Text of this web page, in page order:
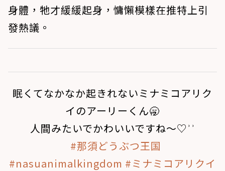
身體，牠才緩緩起身，慵懶模樣在推特上引
發熱議。
眠くてなかなか起きれないミナミコアリク
イのアーリーくん🥱
人間みたいでかわいいですね〜♡︎ʾʾ
#那須どうぶつ王国
#nasuanimalkingdom #ミナミコアリクイ